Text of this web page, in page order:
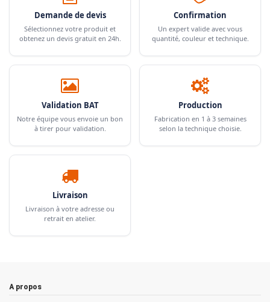
Demande de devis
Sélectionnez votre produit et
obtenez un devis gratuit en 24h.
Confirmation
Un expert valide avec vous
quantité, couleur et technique.
Validation BAT
Notre équipe vous envoie un bon
à tirer pour validation.
Production
Fabrication en 1 à 3 semaines
selon la technique choisie.
Livraison
Livraison à votre adresse ou
retrait en atelier.
A propos